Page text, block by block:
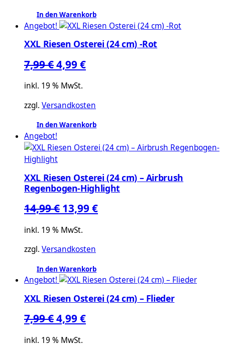
In den Warenkorb
Angebot!
XXL Riesen Osterei (24 cm) -Rot
7,99€Ursprünglicher
Preis
7,99 €
4,99€Aktueller
4,99 €.
inkl. 19 % MwSt.
zzgl. Versandkosten
In den Warenkorb
Angebot!
XXL Riesen Osterei (24 cm) – Airbrush
Regenbogen-Highlight
14,99€ Ursprünglicher
Preis
14,99 €
13,99€Aktueller
inkl. 19 % MwSt.
zzgl. Versandkosten
In den Warenkorb
Angebot!
XXL Riesen Osterei (24 cm) – Flieder
7,99€Ursprünglicher
Preis
4,99€Aktueller
inkl. 19 % MwSt.